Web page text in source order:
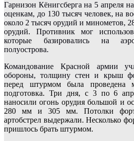
Гарнизон Кёнигсберга на 5 апреля
оценкам, до 130 тысяч человек, на
около 2 тысяч орудий и минометов,
орудий. Противник мог
которые базировались на
полуострова.
Командование Красной армии
обороны, толщину стен и крыш
перед штурмом была проведена
подготовка. Три дня, с 3 по 6
наносили огонь орудия большой и
280 мм и 305 мм. Потолки
артобстрел выдержали. Несколько
пришлось брать штурмом.